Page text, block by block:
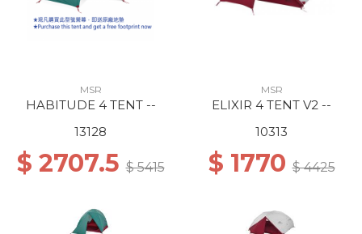
MSR
HABITUDE 4 TENT --
13128
$ 2707.5$ 5415
MSR
ELIXIR 4 TENT V2 --
10313
$ 1770$ 4425